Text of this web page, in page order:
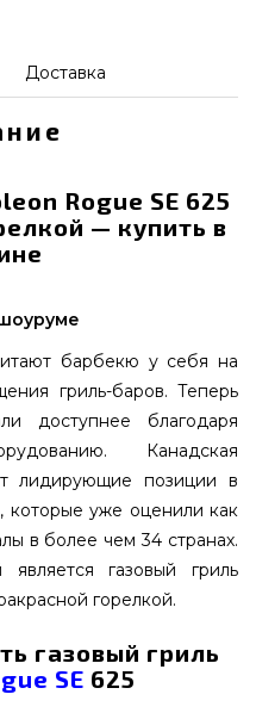
Доставка
Rogue SE 625
— купить в
барбекю у себя на
гриль-баров. Теперь
доступнее благодаря
Канадская
лидирующие позиции в
, которые уже оценили как
в более чем 34 странах.
газовый гриль
горелкой.
газовый гриль
SE 625